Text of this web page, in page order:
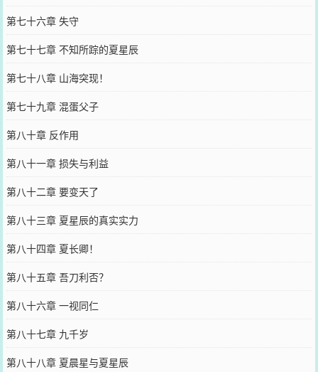
第七十六章 失守
第七十七章 不知所踪的夏星辰
第七十八章 山海突现！
第七十九章 混蛋父子
第八十章 反作用
第八十一章 损失与利益
第八十二章 要变天了
第八十三章 夏星辰的真实实力
第八十四章 夏长卿！
第八十五章 吾刀利否？
第八十六章 一视同仁
第八十七章 九千岁
第八十八章 夏晨星与夏星辰